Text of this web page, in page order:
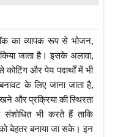
का व्यापक रूप से भोजन,
जाता है। इसके अलावा,
कोटिंग और पेय पदार्थों में भी
के लिए जाना जाता है,
और प्रक्रिया की स्थिरता
संशोधित भी करते हैं ताकि
बेहतर बनाया जा सके। इन